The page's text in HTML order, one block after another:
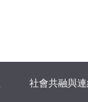
社會共融與